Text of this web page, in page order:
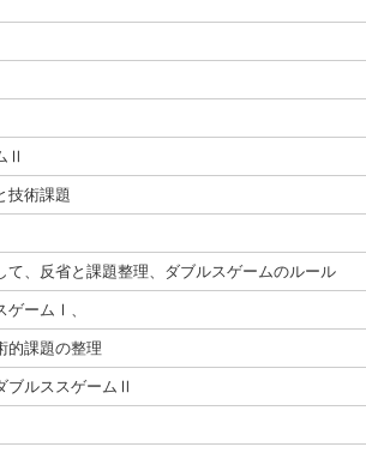
Ⅱ
技術課題
、反省と課題整理、ダブルスゲームのルール
ゲームⅠ、
的課題の整理
ブルススゲームⅡ